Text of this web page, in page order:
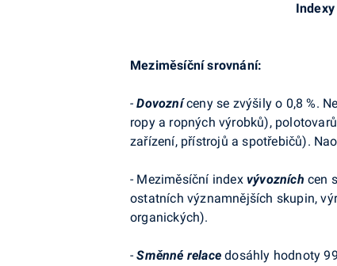
Meziměsíční srovnání:
-Dovozní ceny se zvýšily o 0,8 %.
ropy a ropných výrobků),
zařízení, přístrojů a spotřebičů).
- Meziměsíční index vývozních cen
ostatních významnějších skupin,
organických).
-Směnné relace dosáhly hodnoty